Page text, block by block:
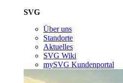
SVG
Über uns
Standorte
Aktuelles
SVG Wiki
mySVG Kundenportal